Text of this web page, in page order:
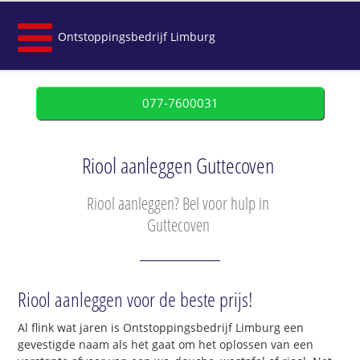
Ontstoppingsbedrijf Limburg
077-7600031
Riool aanleggen Guttecoven
Riool aanleggen? Bel voor hulp in
Guttecoven
Riool aanleggen voor de beste prijs!
Al flink wat jaren is Ontstoppingsbedrijf Limburg een
gevestigde naam als het gaat om het oplossen van een